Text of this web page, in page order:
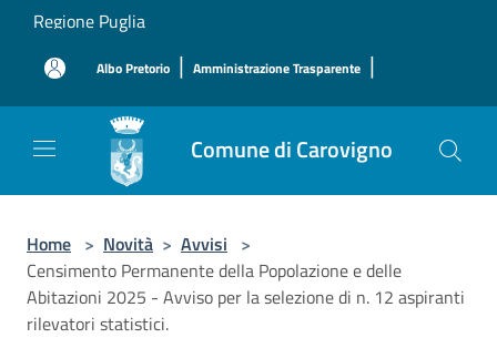
Salta al contenuto principale
Regione Puglia
Albo Pretorio | Amministrazione Trasparente |
Comune di Carovigno
Home > Novità > Avvisi >
Censimento Permanente della Popolazione e delle
Abitazioni 2025 - Avviso per la selezione di n. 12 aspiranti
rilevatori statistici.